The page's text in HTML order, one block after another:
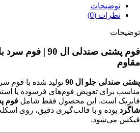
توضیحات
نظرات (0)
توضیحات
فوم پشتی صندلی ال
مقاوم
پشتی صندلی جلو ال 90
تولید شده با فوم
مناسب برای تعویض فوم‌های فرسوده یا
فابریک است. این محصول فقط شامل فوم
شاگرد بوده و با قالب‌گیری دقیق، روی
فیکس می‌شود.